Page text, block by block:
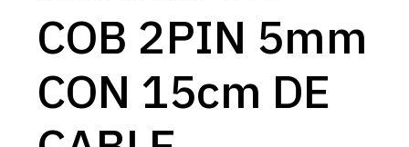
COB 2PIN 5mm
CON 15cm DE